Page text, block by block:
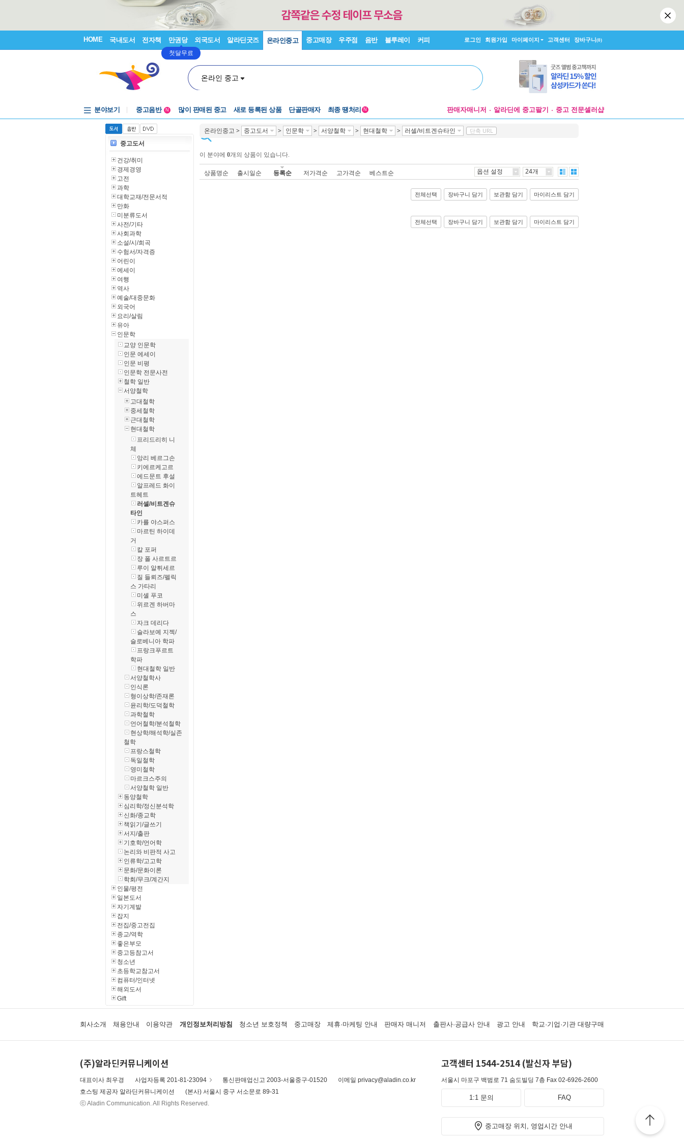
HOME 국내도서 전자책 만권당
첫달무료
외국도서 알라딘굿즈 온라인중고 중고매장 우주점 음반 블루레이 커피 로그인 회원가입 마이페이지 고객센터 장바구니(0)
온라인 중고
분야보기
중고음반
1천원부터
중고음반
N 많이 판매된 중고 새로 등록된 상품 단골판매자 최종 땡처리 N 판매자매니저 알라딘에 중고팔기 중고 전문셀러샵
온라인중고 > 중고도서 > 인문학 > 서양철학 > 현대철학 > 러셀/비트겐슈타인 단축 URL
이 분야에 0개의 상품이 있습니다.
상품명순 출시일순 등록순 저가격순 고가격순 베스트순 옵션 설정 24개
전체선택 장바구니 담기 보관함 담기 마이리스트 담기
전체선택 장바구니 담기 보관함 담기 마이리스트 담기
중고도서
건강/취미
경제경영
고전
과학
대학교재/전문서적
만화
미분류도서
사전/기타
사회과학
소설/시/희곡
수험서/자격증
어린이
에세이
여행
역사
예술/대중문화
외국어
요리/살림
유아
인문학
교양 인문학
인문 에세이
인문 비평
인문학 전문사전
철학 일반
서양철학
고대철학
중세철학
근대철학
현대철학
프리드리히 니
체
앙리 베르그손
키에르케고르
에드문트 후설
알프레드 화이
트헤트
러셀/비트겐슈
타인
카를 야스퍼스
마르틴 하이데
거
칼 포퍼
장 폴 사르트르
루이 알튀세르
질 들뢰즈/펠릭
스 가타리
미셸 푸코
위르겐 하버마
스
자크 데리다
슬라보예 지젝/
슬로베니아 학파
프랑크푸르트
학파
현대철학 일반
서양철학사
인식론
형이상학/존재론
윤리학/도덕철학
과학철학
언어철학/분석철학
현상학/해석학/실존
철학
프랑스철학
독일철학
영미철학
마르크스주의
서양철학 일반
동양철학
심리학/정신분석학
신화/종교학
책읽기/글쓰기
서지/출판
기호학/언어학
논리와 비판적 사고
인류학/고고학
문화/문화이론
학회/무크/계간지
인물/평전
일본도서
자기계발
잡지
전집/중고전집
종교/역학
좋은부모
중고등참고서
청소년
초등학교참고서
컴퓨터/인터넷
해외도서
Gift
회사소개 채용안내 이용약관 개인정보처리방침 청소년 보호정책 중고매장 제휴·마케팅 안내 판매자 매니저 출판사·공급사 안내 광고 안내 학교·기업·기관 대량구매
(주)알라딘커뮤니케이션
대표이사 최우경 사업자등록 201-81-23094 통신판매업신고 2003-서울중구-01520
이메일 privacy@aladin.co.kr
호스팅 제공자 알라딘커뮤니케이션
(본사) 서울시 중구 서소문로 89-31
ⓒ Aladin Communication. All Rights Reserved.
고객센터 1544-2514 (발신자 부담)
서울시 마포구 백범로 71 숨도빌딩 7층 Fax 02-6926-2600
1:1 문의 FAQ
중고매장 위치, 영업시간 안내